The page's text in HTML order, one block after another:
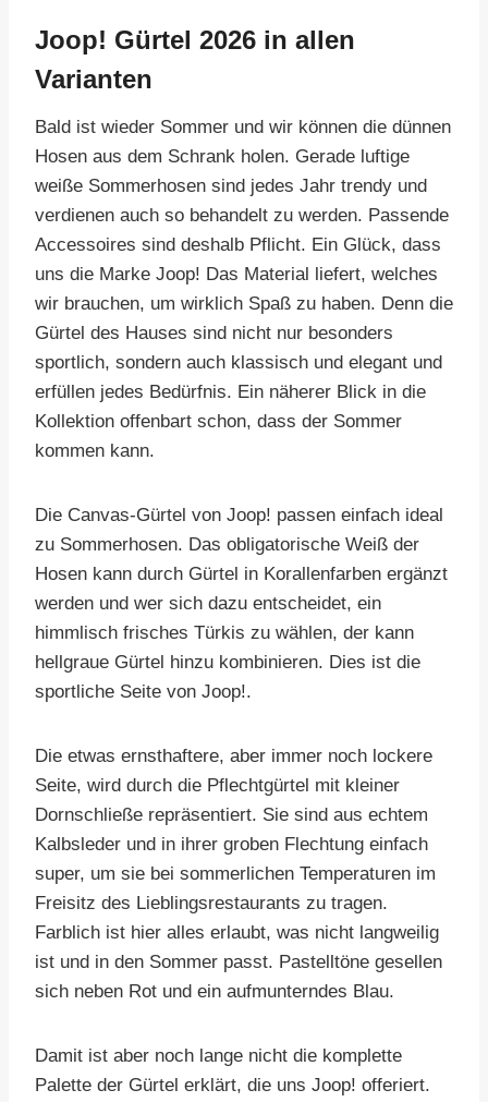
Joop! Gürtel 2026 in allen
Varianten
Bald ist wieder Sommer und wir können die dünnen
Hosen aus dem Schrank holen. Gerade luftige
weiße Sommerhosen sind jedes Jahr trendy und
verdienen auch so behandelt zu werden. Passende
Accessoires sind deshalb Pflicht. Ein Glück, dass
uns die Marke Joop! Das Material liefert, welches
wir brauchen, um wirklich Spaß zu haben. Denn die
Gürtel des Hauses sind nicht nur besonders
sportlich, sondern auch klassisch und elegant und
erfüllen jedes Bedürfnis. Ein näherer Blick in die
Kollektion offenbart schon, dass der Sommer
kommen kann.
Die Canvas-Gürtel von Joop! passen einfach ideal
zu Sommerhosen. Das obligatorische Weiß der
Hosen kann durch Gürtel in Korallenfarben ergänzt
werden und wer sich dazu entscheidet, ein
himmlisch frisches Türkis zu wählen, der kann
hellgraue Gürtel hinzu kombinieren. Dies ist die
sportliche Seite von Joop!.
Die etwas ernsthaftere, aber immer noch lockere
Seite, wird durch die Pflechtgürtel mit kleiner
Dornschließe repräsentiert. Sie sind aus echtem
Kalbsleder und in ihrer groben Flechtung einfach
super, um sie bei sommerlichen Temperaturen im
Freisitz des Lieblingsrestaurants zu tragen.
Farblich ist hier alles erlaubt, was nicht langweilig
ist und in den Sommer passt. Pastelltöne gesellen
sich neben Rot und ein aufmunterndes Blau.
Damit ist aber noch lange nicht die komplette
Palette der Gürtel erklärt, die uns Joop! offeriert.